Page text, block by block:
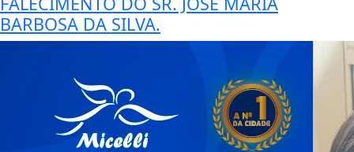
BARBOSA DA SILVA.